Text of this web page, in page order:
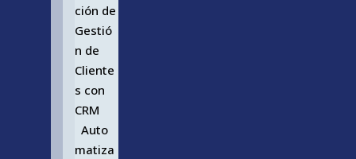
ción de
Gestió
n de
Cliente
s con
CRM
Auto
matiza